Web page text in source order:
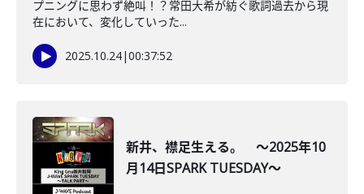
プニングに思わず絶叫！？常田大希が紡ぐ歌詞過去から現
在において、変化していった...
2025.10.24|00:37:52
新井、襟足生える。 ～2025年10
月14日SPARK TUESDAY～